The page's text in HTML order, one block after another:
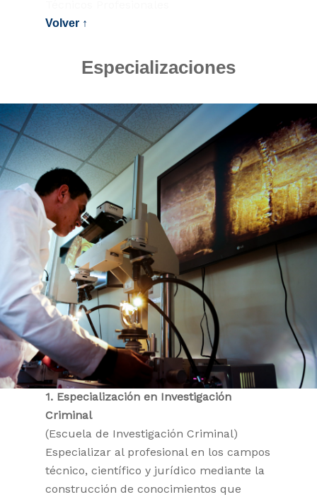
Volver ↑
Especializaciones
1. Especialización en Investigación
Criminal
(Escuela de Investigación Criminal)
Especializar al profesional en los campos
técnico, científico y jurídico mediante la
construcción de conocimientos que